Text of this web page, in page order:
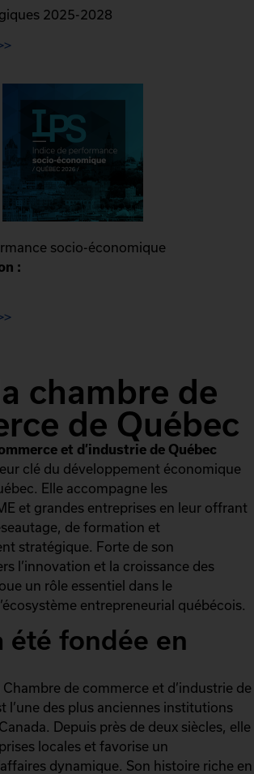
2025-2028
socio-économique
:
chambre de
de Québec
et d’industrie de Québec
clé du développement économique
Elle accompagne les
et grandes entreprises en leur offrant
de formation et
stratégique. Forte de son
l’innovation et la croissance des
un rôle essentiel dans le
entrepreneurial québécois.
été fondée en
de commerce et d’industrie de
l’une des plus anciennes institutions
Depuis près de deux siècles, elle
locales et favorise un
dynamique. Son histoire riche en